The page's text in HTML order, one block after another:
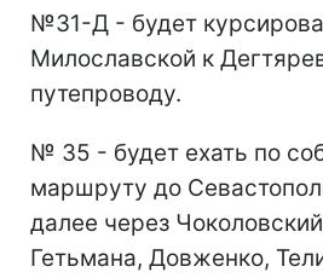
№31-Д - будет
Милославской к
путепроводу.
№ 35 - будет ехать по
маршруту до
далее через
Гетьмана, Довженко,